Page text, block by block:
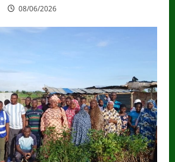
08/06/2026